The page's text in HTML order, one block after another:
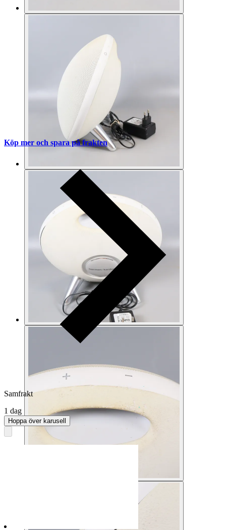
Köp mer och spara på frakten
Samfrakt
1 dag
Hoppa över karusell